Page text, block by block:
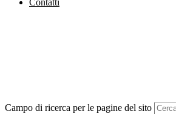
Contatti
Campo di ricerca per le pagine del sito